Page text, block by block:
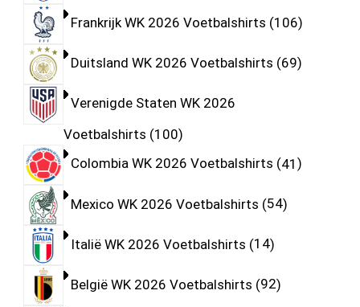
Frankrijk WK 2026 Voetbalshirts 106
Duitsland WK 2026 Voetbalshirts 69
Verenigde Staten WK 2026
Voetbalshirts 100
Colombia WK 2026 Voetbalshirts 41
Mexico WK 2026 Voetbalshirts 54
Italië WK 2026 Voetbalshirts 14
België WK 2026 Voetbalshirts 92